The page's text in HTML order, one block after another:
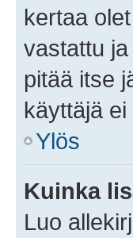
kertaa
vastattu
pitää itse
käyttäjä
Ylös
Kuinka
Luo